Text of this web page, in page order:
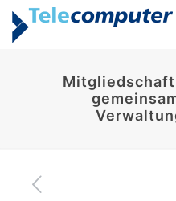
Mitgliedschaft